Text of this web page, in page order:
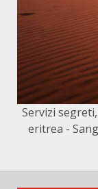
Servizi
eritrea -